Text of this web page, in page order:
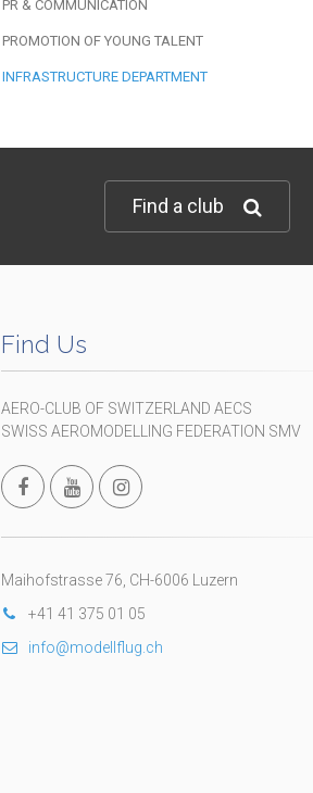
PR & COMMUNICATION
PROMOTION OF YOUNG TALENT
INFRASTRUCTURE DEPARTMENT
Find a club
Find Us
AERO-CLUB OF SWITZERLAND AECS
SWISS AEROMODELLING FEDERATION SMV
Maihofstrasse 76, CH-6006 Luzern
+41 41 375 01 05
info@modellflug.ch